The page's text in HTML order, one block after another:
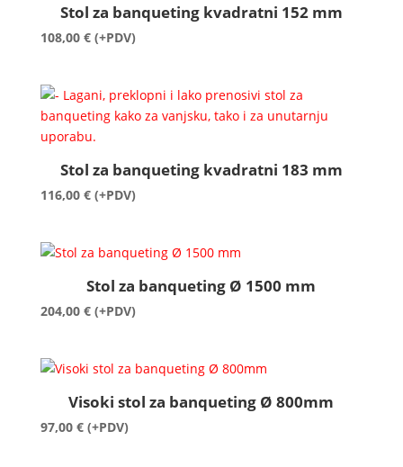
Stol za banqueting kvadratni 152 mm
108,00 € (+PDV)
Stol za banqueting kvadratni 183 mm
116,00 € (+PDV)
Stol za banqueting Ø 1500 mm
204,00 € (+PDV)
Visoki stol za banqueting Ø 800mm
97,00 € (+PDV)